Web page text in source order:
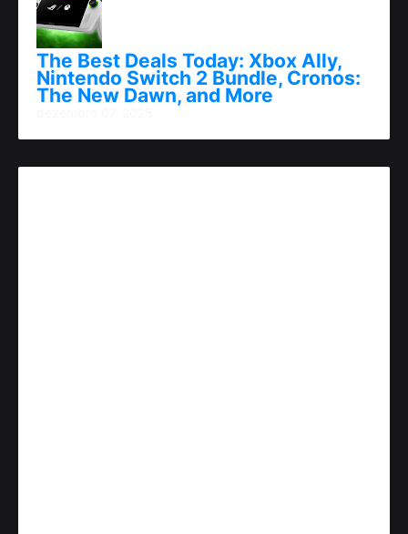
The Best Deals Today: Xbox Ally,
Nintendo Switch 2 Bundle, Cronos:
The New Dawn, and More